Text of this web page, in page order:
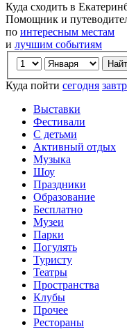
Куда сходить в
Помощник и
по интересным местам
и лучшим событиям
Куда пойти сегодня
Выставки
Фестивали
С детьми
Активный отдых
Музыка
Шоу
Праздники
Образование
Бесплатно
Музеи
Парки
Погулять
Туристу
Театры
Пространства
Клубы
Прочее
Рестораны